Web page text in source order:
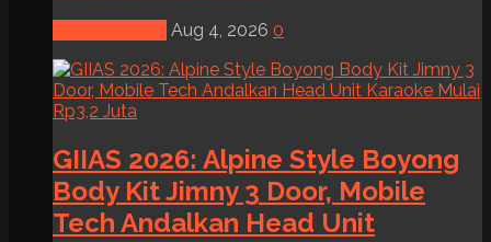
Aug 4, 2026 0
GIIAS 2026: Alpine Style Boyong
Body Kit Jimny 3 Door, Mobile
Tech Andalkan Head Unit